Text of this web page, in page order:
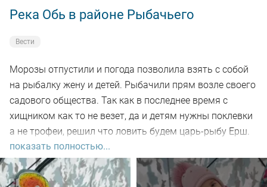
Река Обь в районе Рыбачьего
Вести
Морозы отпустили и погода позволила взять с собой
на рыбалку жену и детей. Рыбачили прям возле своего
садового общества. Так как в последнее время с
хищником как то не везет, да и детям нужны поклевки
а не трофеи, решил что ловить будем царь-рыбу Ерш.
С детьми быстро собраться трудно, потому рыбачить
начинали часов с 10 утра, а к часу дня им уже
становилось скучно. Но и этого времени нам вполне
показать полностью...